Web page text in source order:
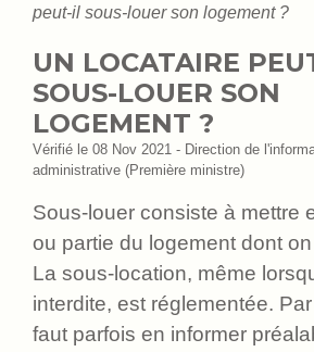
peut-il sous-louer son logement ?
UN LOCATAIRE
SOUS-LOUER SON
LOGEMENT ?
Vérifié le 08 Nov 2021 - Direction de
administrative (Première ministre)
Sous-louer consiste à mettre
ou partie du logement dont
La sous-location, même
interdite, est réglementée.
faut parfois en informer